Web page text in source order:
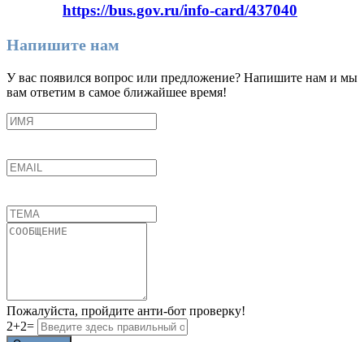
https://bus.gov.ru/info-card/437040
Напишите нам
У вас появился вопрос или предложение? Напишите нам и мы
вам ответим в самое ближайшее время!
Пожалуйста, пройдите анти-бот проверку!
2+2=